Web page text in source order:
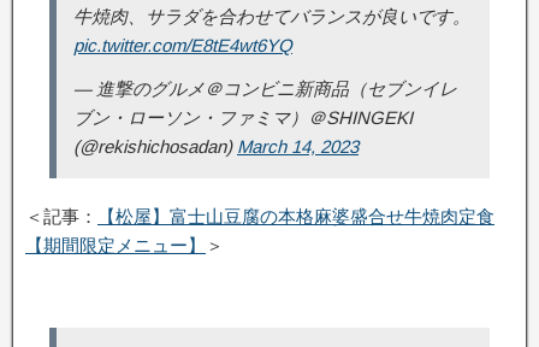
牛焼肉、サラダを合わせてバランスが良いです。
pic.twitter.com/E8tE4wt6YQ
— 進撃のグルメ＠コンビニ新商品（セブンイレ
ブン・ローソン・ファミマ）＠SHINGEKI
(@rekishichosadan) March 14, 2023
＜記事：
【松屋】富士山豆腐の本格麻婆盛合せ牛焼肉定食
【期間限定メニュー】
＞